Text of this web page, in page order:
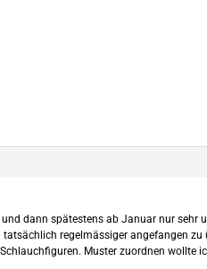
dann spätestens ab Januar nur sehr
regelmässiger angefangen zu
Muster zuordnen wollte